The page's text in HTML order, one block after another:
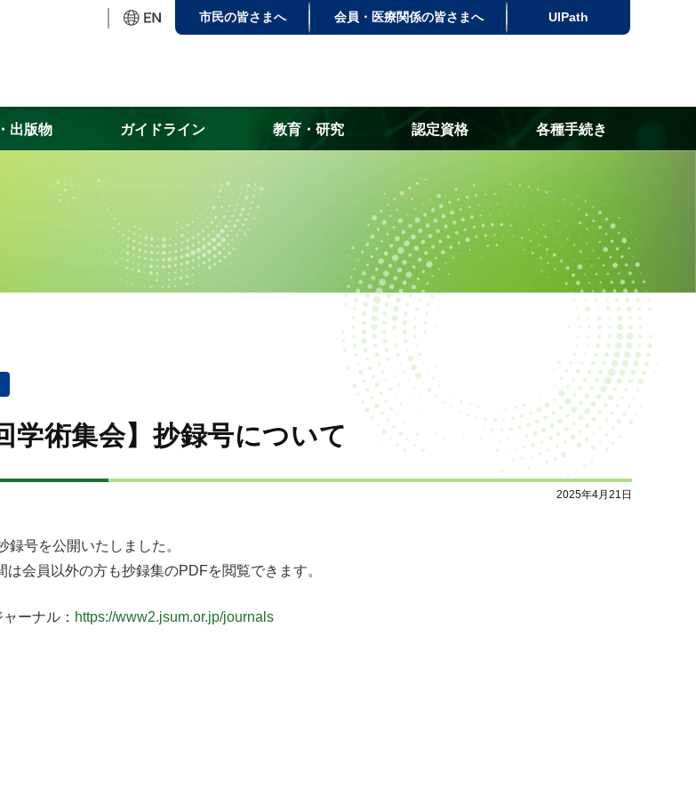
市民の皆さまへ 会員・医療関係の皆さまへ UlPath
出版物 ガイドライン 教育・研究 認定資格 各種手続き
学術集会】抄録号について
2025年4月21日
録号を公開いたしました。
は会員以外の方も抄録集のPDFを閲覧できます。
ーナル： https://www2.jsum.or.jp/journals